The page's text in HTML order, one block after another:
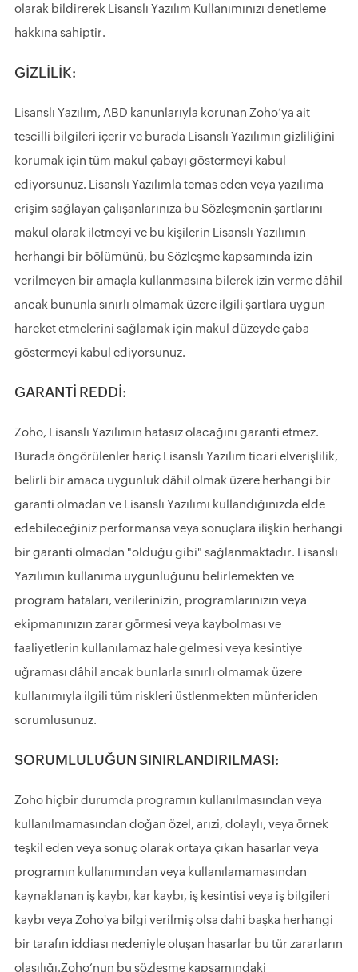
olarak bildirerek Lisanslı Yazılım Kullanımınızı denetleme
hakkına sahiptir.
GİZLİLİK:
Lisanslı Yazılım, ABD kanunlarıyla korunan Zoho’ya ait
tescilli bilgileri içerir ve burada Lisanslı Yazılımın gizliliğini
korumak için tüm makul çabayı göstermeyi kabul
ediyorsunuz. Lisanslı Yazılımla temas eden veya yazılıma
erişim sağlayan çalışanlarınıza bu Sözleşmenin şartlarını
makul olarak iletmeyi ve bu kişilerin Lisanslı Yazılımın
herhangi bir bölümünü, bu Sözleşme kapsamında izin
verilmeyen bir amaçla kullanmasına bilerek izin verme dâhil
ancak bununla sınırlı olmamak üzere ilgili şartlara uygun
hareket etmelerini sağlamak için makul düzeyde çaba
göstermeyi kabul ediyorsunuz.
GARANTİ REDDİ:
Zoho, Lisanslı Yazılımın hatasız olacağını garanti etmez.
Burada öngörülenler hariç Lisanslı Yazılım ticari elverişlilik,
belirli bir amaca uygunluk dâhil olmak üzere herhangi bir
garanti olmadan ve Lisanslı Yazılımı kullandığınızda elde
edebileceğiniz performansa veya sonuçlara ilişkin herhangi
bir garanti olmadan "olduğu gibi" sağlanmaktadır. Lisanslı
Yazılımın kullanıma uygunluğunu belirlemekten ve
program hataları, verilerinizin, programlarınızın veya
ekipmanınızın zarar görmesi veya kaybolması ve
faaliyetlerin kullanılamaz hale gelmesi veya kesintiye
uğraması dâhil ancak bunlarla sınırlı olmamak üzere
kullanımıyla ilgili tüm riskleri üstlenmekten münferiden
sorumlusunuz.
SORUMLULUĞUN SINIRLANDIRILMASI:
Zoho hiçbir durumda programın kullanılmasından veya
kullanılmamasından doğan özel, arızi, dolaylı, veya örnek
teşkil eden veya sonuç olarak ortaya çıkan hasarlar veya
programın kullanımından veya kullanılamamasından
kaynaklanan iş kaybı, kar kaybı, iş kesintisi veya iş bilgileri
kaybı veya Zoho'ya bilgi verilmiş olsa dahi başka herhangi
bir tarafın iddiası nedeniyle oluşan hasarlar bu tür zararların
olasılığı.Zoho’nun bu sözleşme kapsamındaki